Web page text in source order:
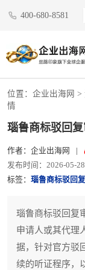
400-680-8581
位置： 企业出海网 >
情
瑙鲁商标驳回
作者：企业出海网
发布时间：2026-05-
标签： 瑙鲁商标驳回
瑙鲁商标驳回复
申请人或其代理
据，针对官方驳
续的听证程序，